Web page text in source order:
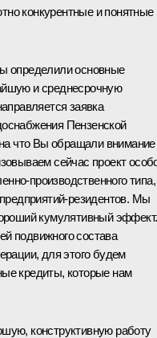
конкурентные и понятные
определили основные
и среднесрочную
заявка
Пензенской
что Вы обращали внимание
сейчас проект
производственного типа,
резидентов. Мы
кумулятивный эффект.
подвижного состава
для этого будем
кредиты, которые нам
конструктивную работу